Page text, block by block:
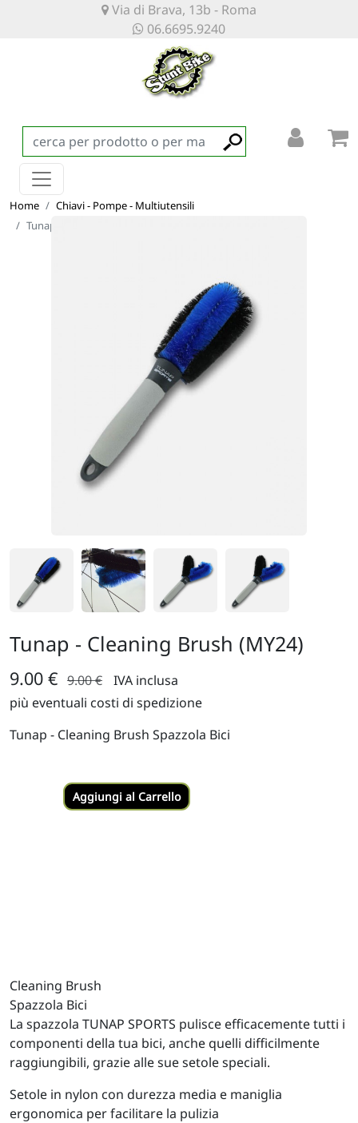
Via di Brava, 13b - Roma
06.6695.9240
Home
Chiavi - Pompe - Multiutensili
Tunap - Cleaning Brush (MY24)
Tunap - Cleaning Brush (MY24)
9.00 € 9.00 €
IVA inclusa
più eventuali costi di spedizione
Tunap - Cleaning Brush Spazzola Bici
Aggiungi al Carrello
Cleaning Brush
Spazzola Bici
La spazzola TUNAP SPORTS pulisce efficacemente tutti i
componenti della tua bici, anche quelli difficilmente
raggiungibili, grazie alle sue setole speciali.
Setole in nylon con durezza media e maniglia
ergonomica per facilitare la pulizia